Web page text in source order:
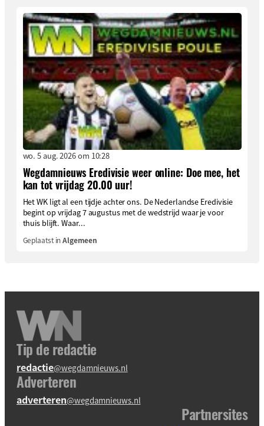
wo. 5 aug. 2026 om 10:28
Wegdamnieuws Eredivisie weer online: Doe mee, het
kan tot vrijdag 20.00 uur!
Het WK ligt al een tijdje achter ons. De Nederlandse Eredivisie
begint op vrijdag 7 augustus met de wedstrijd waar je voor
thuis blijft. Waar...
Geplaatst inAlgemeen
Tip de redactie
redactie@wegdamnieuws.nl
Adverteren
adverteren@wegdamnieuws.nl
Partnersites